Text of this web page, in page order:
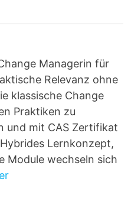
Managerin für
Relevanz ohne
klassische Change
Praktiken zu
und mit CAS Zertifikat
Lernkonzept,
Module wechseln sich